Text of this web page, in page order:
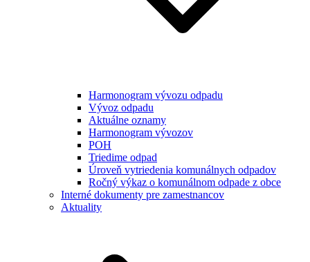
Harmonogram vývozu odpadu
Vývoz odpadu
Aktuálne oznamy
Harmonogram vývozov
POH
Triedime odpad
Úroveň vytriedenia komunálnych odpadov
Ročný výkaz o komunálnom odpade z obce
Interné dokumenty pre zamestnancov
Aktuality